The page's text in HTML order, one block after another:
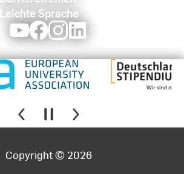
Leichte Sprache
YoutubeFacebookInstagram
Copyright © 2026